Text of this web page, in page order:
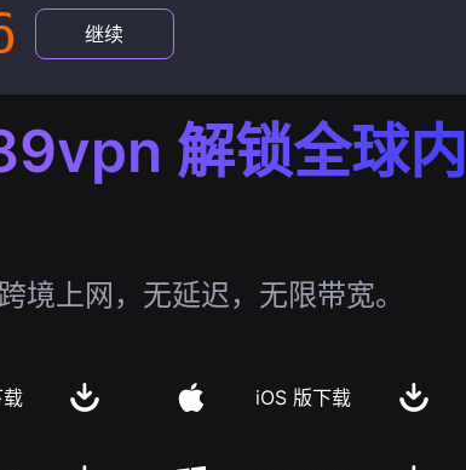
继续
解锁全球内
境上网，无延迟，无限带宽。
iOS 版下载